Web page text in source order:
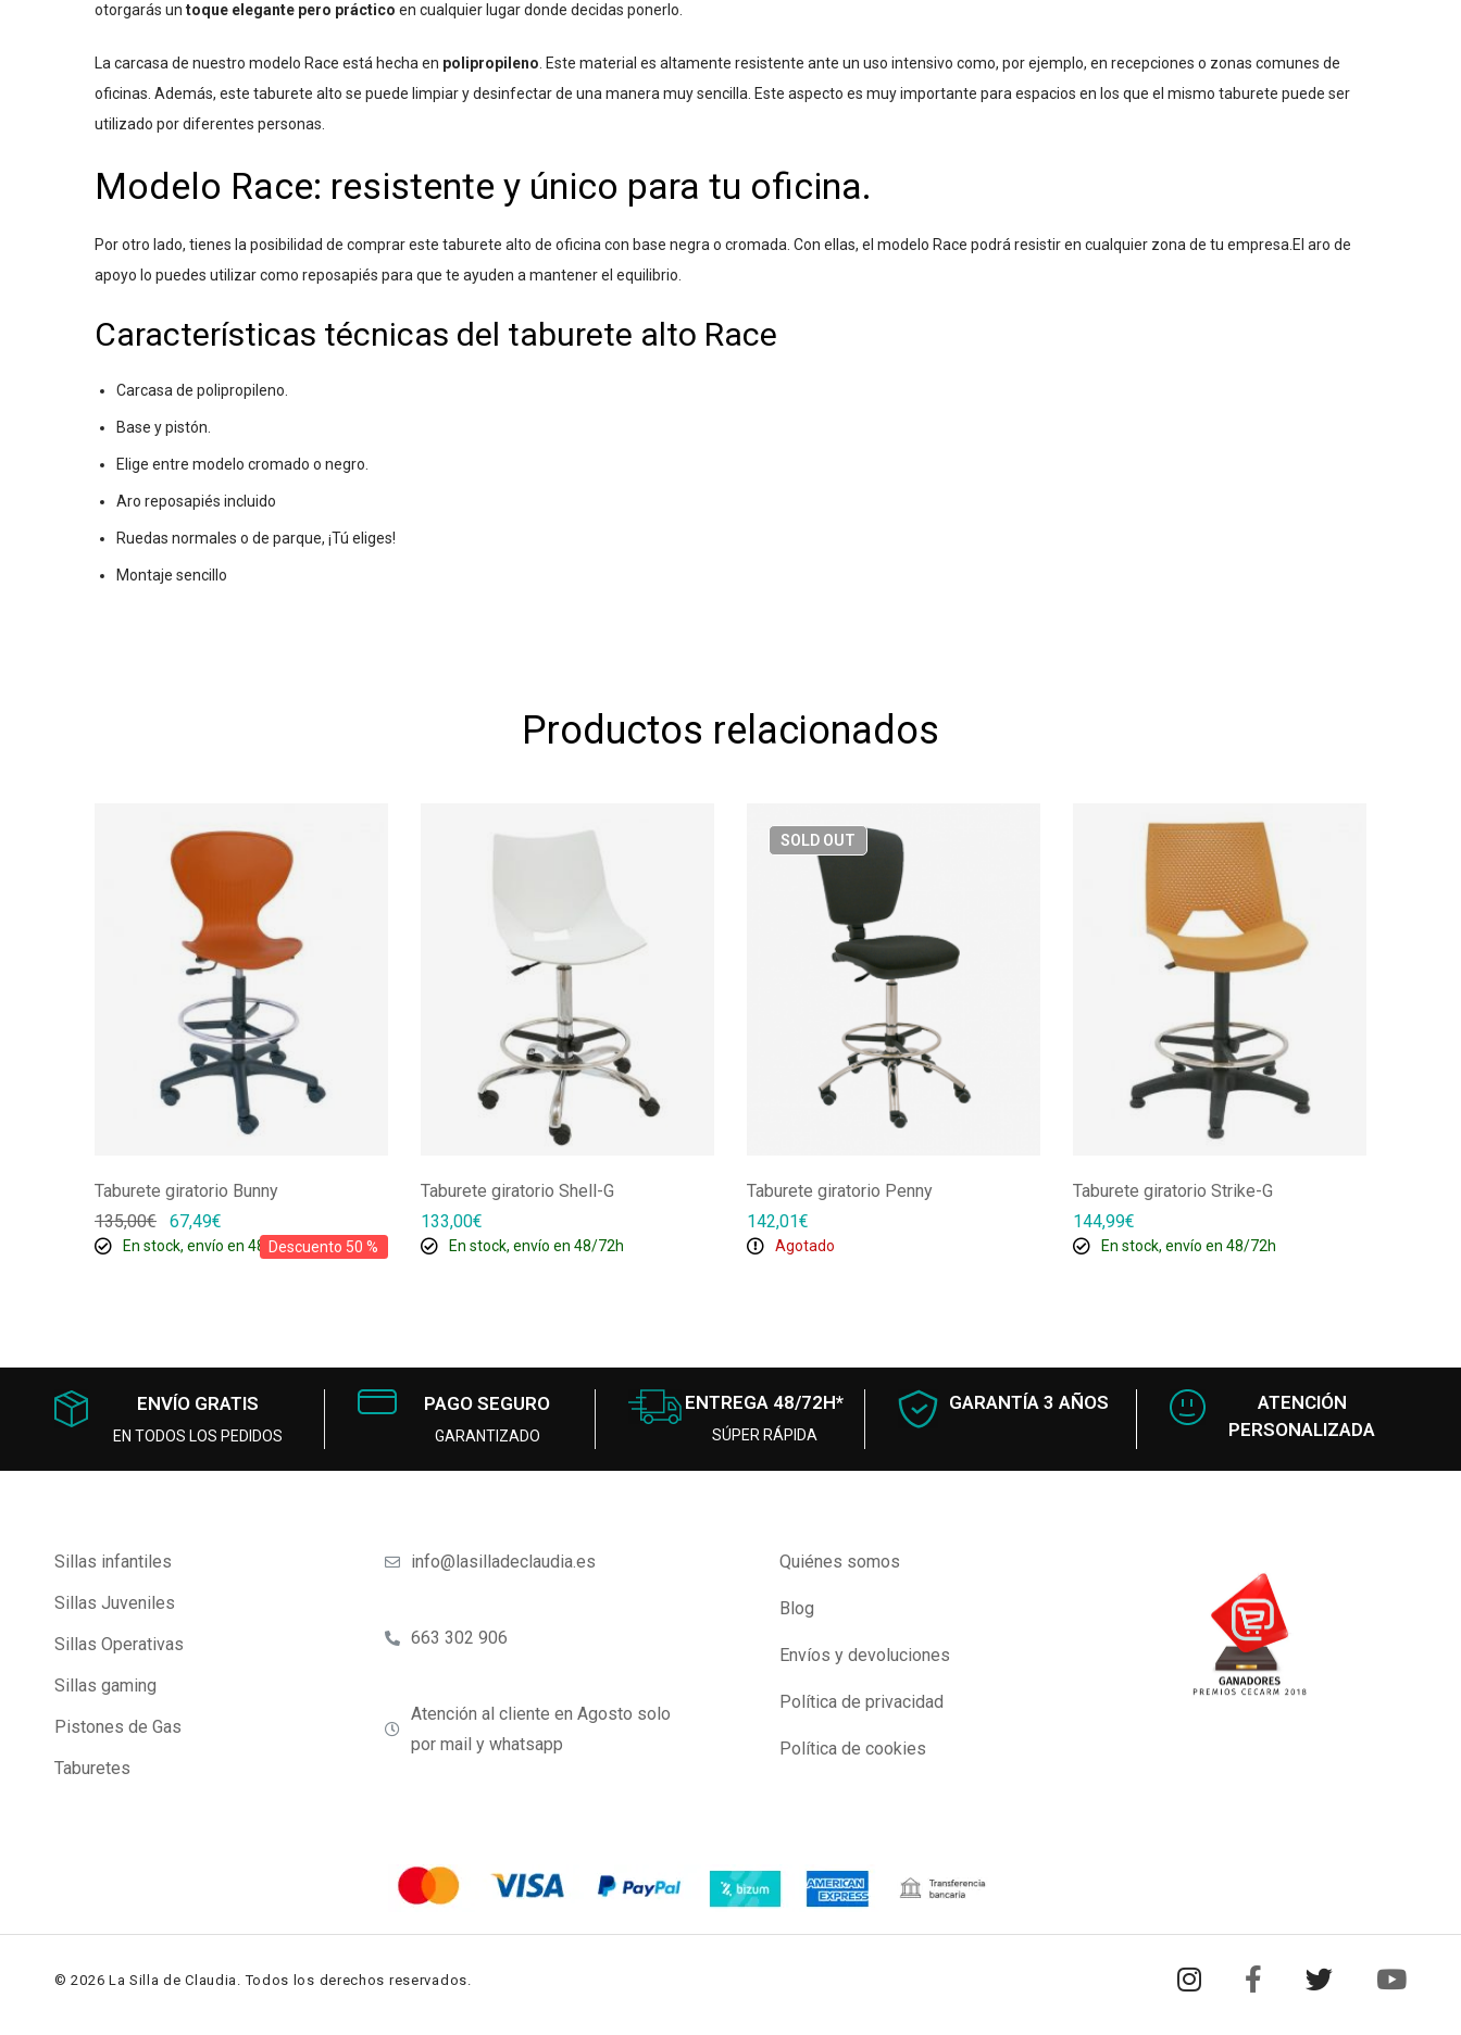
otorgarás un toque elegante pero práctico en cualquier lugar donde decidas ponerlo.
La carcasa de nuestro modelo Race está hecha en polipropileno . Este material es altamente resistente ante un uso intensivo como, por ejemplo, en recepciones o zonas comunes de
oficinas. Además, este taburete alto se puede limpiar y desinfectar de una manera muy sencilla. Este aspecto es muy importante para espacios en los que el mismo taburete puede ser
utilizado por diferentes personas.
Modelo Race: resistente y único para tu oficina.
Por otro lado, tienes la posibilidad de comprar este taburete alto de oficina con base negra o cromada. Con ellas, el modelo Race podrá resistir en cualquier zona de tu empresa.El aro de
apoyo lo puedes utilizar como reposapiés para que te ayuden a mantener el equilibrio.
Características técnicas del taburete alto Race
Carcasa de polipropileno.
Base y pistón.
Elige entre modelo cromado o negro.
Aro reposapiés incluido
Ruedas normales o de parque, ¡Tú eliges!
Montaje sencillo
Productos relacionados
Descuento 50 %
Taburete giratorio Bunny
135,00€ 67,49€
En stock, envío en 48/72h
Taburete giratorio Shell-G
133,00€
En stock, envío en 48/72h
SOLD OUT
Taburete giratorio Penny
142,01€
Agotado
Taburete giratorio Strike-G
144,99€
En stock, envío en 48/72h
ENVÍO GRATIS
EN TODOS LOS PEDIDOS
PAGO SEGURO
GARANTIZADO
ENTREGA 48/72H*
SÚPER RÁPIDA
GARANTÍA 3 AÑOS
ATENCIÓN
PERSONALIZADA
Sillas infantiles
Sillas Juveniles
Sillas Operativas
Sillas gaming
Pistones de Gas
Taburetes
info@lasilladeclaudia.es
663 302 906
Atención al cliente en Agosto solo
por mail y whatsapp
Quiénes somos
Blog
Envíos y devoluciones
Política de privacidad
Política de cookies
© 2026 La Silla de Claudia. Todos los derechos reservados.